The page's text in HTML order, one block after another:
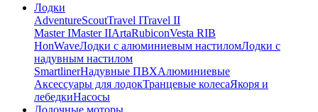
Лодки
AdventureScoutTravel ITravel II
Master IMaster IIArtaRubiconVesta RIB
HonWaveЛодки с алюминиевым настиломЛодки с
надувным настилом
SmartlinerНадувные ПВХАлюминиевые
Аксессуары для лодокТранцевые колесаЯкоря и
лебедкиНасосы
Лодочные моторы